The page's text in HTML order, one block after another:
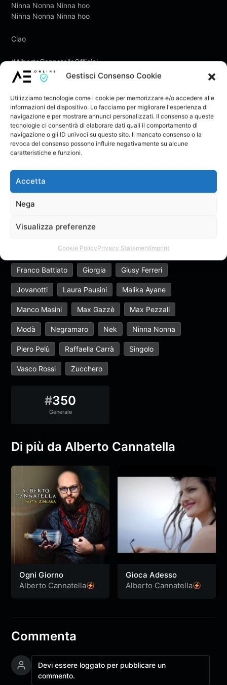
Gestisci Consenso Cookie
Utilizziamo tecnologie come i cookie per memorizzare e/o accedere alle
informazioni del dispositivo. Lo facciamo per migliorare l'esperienza di
navigazione e per mostrare annunci personalizzati. Il consenso a queste
tecnologie ci consentirà di elaborare dati quali il comportamento di
navigazione o gli ID univoci su questo sito. Il mancato consenso o la
revoca del consenso possono influire negativamente su alcune
caratteristiche e funzioni.
Accetta
Nega
Visualizza preferenze
Cookie PolicyPrivacy StatementImprint
Ninna Nonna Ninna hoo
Ninna Nonna Ninna hoo
Ciao
#AlbertoCannatellaOfficial
#Cianciana #NinnaNonna #Singolo #MusicaItaliana
#BranoPerINonni #CantautoreSiciliano #Sicilia #Agrigento
#Singolo #Italia @ciancianaonline @Musica Italia @Musica
Italia
21 Ottobre 2022
Albano Alberto Cannatella
AutoreCompositore Biaggio Antonacci
Caterina Caselli Celentano Cesare Cremonini
Cianciana
Elisa Emma Marrone
Francesca Michelin Francesco Renga
Franco Battiato Giorgia Giusy Ferreri
Jovanotti Laura Pausini Malika Ayane
Manco Masini Max Gazzè Max Pezzali
Modà Negramaro Nek Ninna Nonna
Piero Pelù Raffaella Carrà Singolo
Vasco Rossi Zucchero
#350
Generale
Di più da Alberto Cannatella
Ogni Giorno
Alberto Cannatella
Gioca Adesso
Alberto Cannatella
Commenta
Devi essere loggato per pubblicare un
commento.